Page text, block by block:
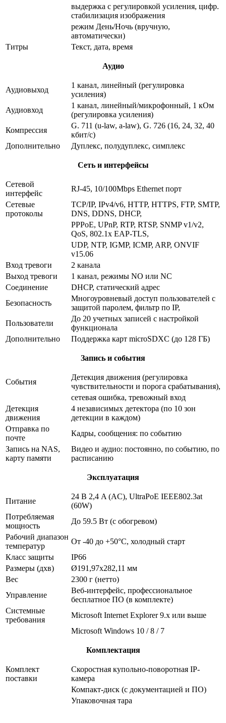
выдержка с регулировкой усиления, цифр.
стабилизация изображения
режим День/Ночь (вручную,
автоматически)
Титры
Текст, дата, время
Аудио
Аудиовыход
1 канал, линейный (регулировка
усиления)
Аудиовход
1 канал, линейный/микрофонный, 1 кОм
(регулировка усиления)
Компрессия
G. 711 (u-law, a-law), G. 726 (16, 24, 32, 40
кбит/с)
Дополнительно
Дуплекс, полудуплекс, симплекс
Сеть и интерфейсы
Сетевой
интерфейс
RJ-45, 10/100Mbps Ethernet порт
Сетевые
протоколы
TCP/IP, IPv4/v6, HTTP, HTTPS, FTP, SMTP,
DNS, DDNS, DHCP,
PPPoE, UPnP, RTP, RTSP, SNMP v1/v2,
QoS, 802.1x EAP-TLS,
UDP, NTP, IGMP, ICMP, ARP, ONVIF
v15.06
Вход тревоги
2 канала
Выход тревоги
1 канал, режимы NO или NC
Соединение
DHCP, статический адрес
Безопасность
Многоуровневый доступ пользователей с
защитой паролем, фильтр по IP,
Пользователи
До 20 учетных записей с настройкой
функционала
Дополнительно
Поддержка карт microSDXC (до 128 ГБ)
Запись и события
События
Детекция движения (регулировка
чувствительности и порога срабатывания),
сетевая ошибка, тревожный вход
Детекция
движения
4 независимых детектора (по 10 зон
детекции в каждом)
Отправка по
почте
Кадры, сообщения: по событию
Запись на NAS,
карту памяти
Видео и аудио: постоянно, по событию, по
расписанию
Эксплуатация
Питание
24 В 2,4 A (AC), UltraPoE IEEE802.3at
(60W)
Потребляемая
мощность
До 59.5 Вт (с обогревом)
Рабочий диапазон
температур
От -40 до +50°С, холодный старт
Класс защиты
IP66
Размеры (дхв)
Ø191,97х282,11 мм
Вес
2300 г (нетто)
Управление
Веб-интерфейс, профессиональное
бесплатное ПО (в комплекте)
Системные
требования
Microsoft Internet Explorer 9.x или выше
Microsoft Windows 10 / 8 / 7
Комплектация
Комплект
поставки
Скоростная купольно-поворотная IP-
камера
Компакт-диск (с документацией и ПО)
Упаковочная тара